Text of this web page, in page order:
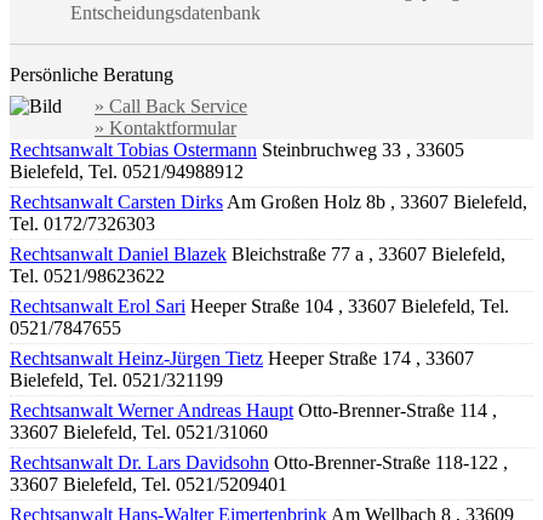
Entscheidungsdatenbank
Persönliche Beratung
» Call Back Service
» Kontaktformular
Rechtsanwalt Tobias Ostermann Steinbruchweg 33 , 33605
Bielefeld, Tel. 0521/94988912
Rechtsanwalt Carsten Dirks Am Großen Holz 8b , 33607 Bielefeld,
Tel. 0172/7326303
Rechtsanwalt Daniel Blazek Bleichstraße 77 a , 33607 Bielefeld,
Tel. 0521/98623622
Rechtsanwalt Erol Sari Heeper Straße 104 , 33607 Bielefeld, Tel.
0521/7847655
Rechtsanwalt Heinz-Jürgen Tietz Heeper Straße 174 , 33607
Bielefeld, Tel. 0521/321199
Rechtsanwalt Werner Andreas Haupt Otto-Brenner-Straße 114 ,
33607 Bielefeld, Tel. 0521/31060
Rechtsanwalt Dr. Lars Davidsohn Otto-Brenner-Straße 118-122 ,
33607 Bielefeld, Tel. 0521/5209401
Rechtsanwalt Hans-Walter Eimertenbrink Am Wellbach 8 , 33609